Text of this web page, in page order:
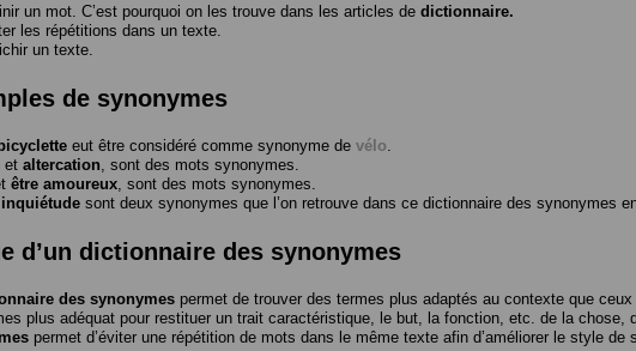
un mot. C’est pourquoi on les trouve dans les articles de dictionnaire.
les répétitions dans un texte.
un texte.
de synonymes
eut être considéré comme synonyme de vélo
et altercation , sont des mots synonymes.
être amoureux , sont des mots synonymes.
inquiétude sont deux synonymes que l’on retrouve dans ce dictionnaire des synonymes
d’un dictionnaire des synonymes
des synonymes permet de trouver des termes plus adaptés au contexte que
plus adéquat pour restituer un trait caractéristique, le but, la fonction, etc. de la chose,
permet d’éviter une répétition de mots dans le même texte afin d’améliorer le style de